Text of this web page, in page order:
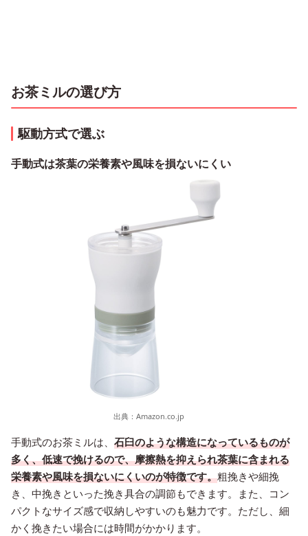
お茶ミルの選び方
駆動方式で選ぶ
手動式は茶葉の栄養素や風味を損ないにくい
出典： Amazon.co.jp
手動式のお茶ミルは、 石臼のような構造になっているものが
多く、低速で挽けるので、摩擦熱を抑えられ茶葉に含まれる
栄養素や風味を損ないにくいのが特徴です。粗挽きや細挽
き、中挽きといった挽き具合の調節もできます。また、コン
パクトなサイズ感で収納しやすいのも魅力です。ただし、細
かく挽きたい場合には時間がかかります。